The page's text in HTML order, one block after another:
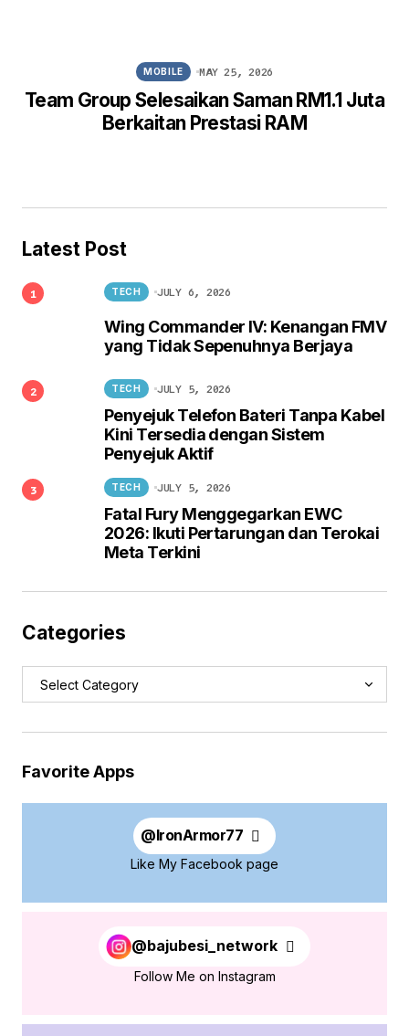
Team Group Selesaikan Saman RM1.1 Juta
Berkaitan Prestasi RAM
MOBILE MAY 25, 2026
Latest Post
Wing Commander IV: Kenangan FMV
yang Tidak Sepenuhnya Berjaya
TECH JULY 6, 2026
Penyejuk Telefon Bateri Tanpa Kabel
Kini Tersedia dengan Sistem
Penyejuk Aktif
TECH JULY 5, 2026
Fatal Fury Menggegarkan EWC
2026: Ikuti Pertarungan dan Terokai
Meta Terkini
TECH JULY 5, 2026
Categories
Favorite Apps
@IronArmor77
Like My Facebook page
@bajubesi_network
Follow Me on Instagram